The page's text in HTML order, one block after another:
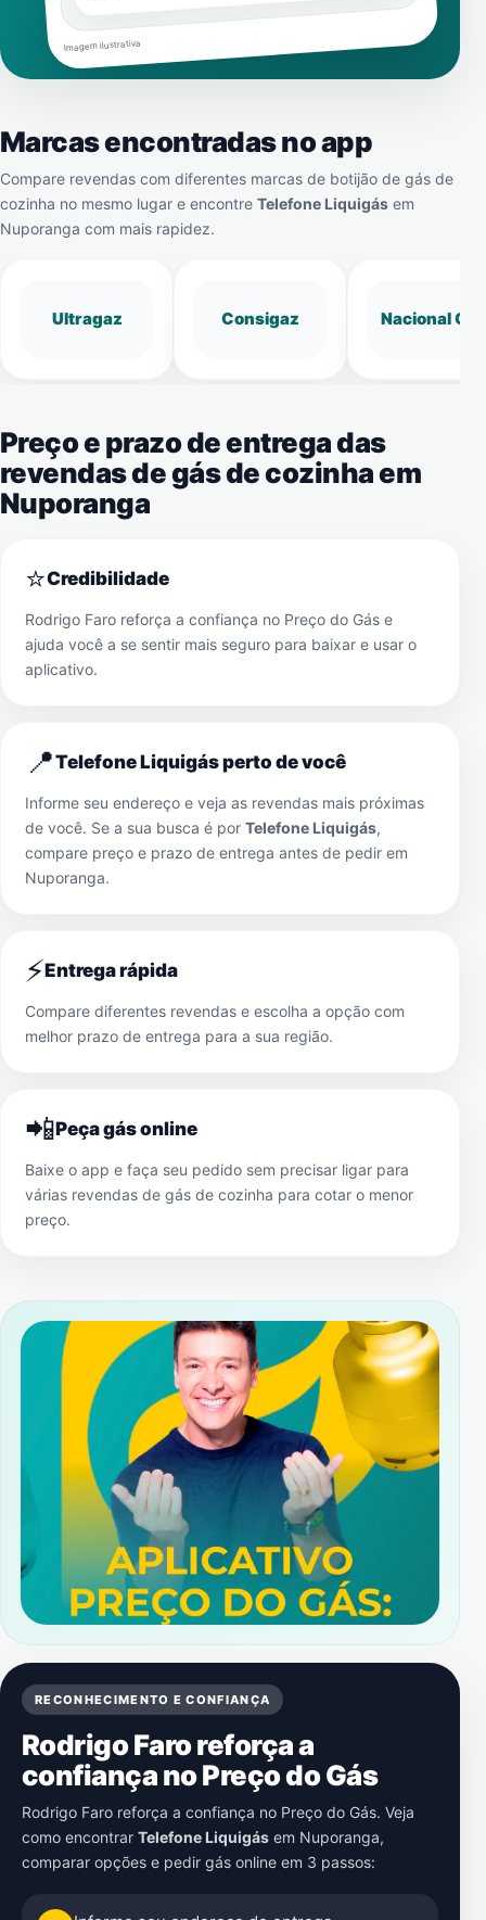
Imagem ilustrativa
Marcas encontradas no app
Compare revendas com diferentes marcas de botijão de gás de
cozinha no mesmo lugar e encontre Telefone Liquigás em
Nuporanga com mais rapidez.
Ultragaz Consigaz Nacional Gás
Preço e prazo de entrega das
revendas de gás de cozinha em
Nuporanga
⭐Credibilidade
Rodrigo Faro reforça a confiança no Preço do Gás e
ajuda você a se sentir mais seguro para baixar e usar o
aplicativo.
📍Telefone Liquigás perto de você
Informe seu endereço e veja as revendas mais próximas
de você. Se a sua busca é por Telefone Liquigás,
compare preço e prazo de entrega antes de pedir em
Nuporanga.
⚡Entrega rápida
Compare diferentes revendas e escolha a opção com
melhor prazo de entrega para a sua região.
📲Peça gás online
Baixe o app e faça seu pedido sem precisar ligar para
várias revendas de gás de cozinha para cotar o menor
preço.
RECONHECIMENTO E CONFIANÇA
Rodrigo Faro reforça a
confiança no Preço do Gás
Rodrigo Faro reforça a confiança no Preço do Gás. Veja
como encontrar Telefone Liquigás em Nuporanga,
comparar opções e pedir gás online em 3 passos: